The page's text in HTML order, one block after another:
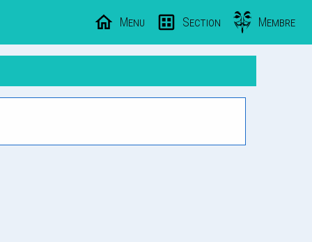
Menu Section Membre